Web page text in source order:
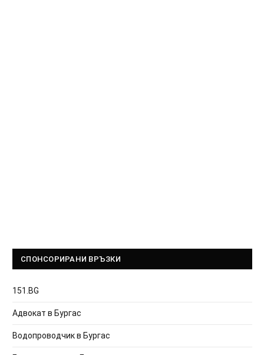
СПОНСОРИРАНИ ВРЪЗКИ
151.BG
Адвокат в Бургас
Водопроводчик в Бургас